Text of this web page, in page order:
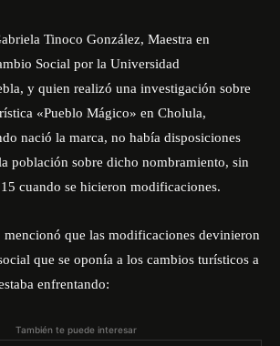
Tinoco González, Maestra en
Social por la Universidad
y quien realizó una investigación sobre
«Pueblo Mágico» en Cholula,
nació la marca, no había disposiciones
población sobre dicho nombramiento, sin
cuando se hicieron modificaciones.
mencionó que las modificaciones devinieron
que se oponía a los cambios turísticos a
enfrentando:
También te puede interesar